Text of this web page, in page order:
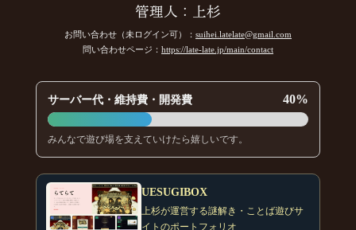
管理人：上杉
お問い合わせ（未ログイン可）： suihei.latelate@gmail.com
問い合わせページ： https://late-late.jp/main/contact
サーバー代・維持費・開発費 40%
みんなで遊び場を支えていけたら嬉しいです。
UESUGIBOX
上杉が運営する謎解き・ことば遊びサ
イトのポートフォリオ